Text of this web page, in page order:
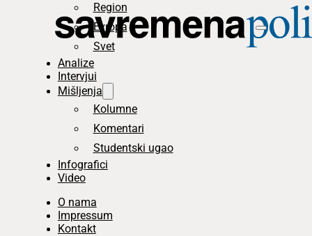
Region
Evropa
Svet
Analize
Intervjui
Mišljenja
Kolumne
Komentari
Studentski ugao
Infografici
Video
O nama
Impressum
Kontakt